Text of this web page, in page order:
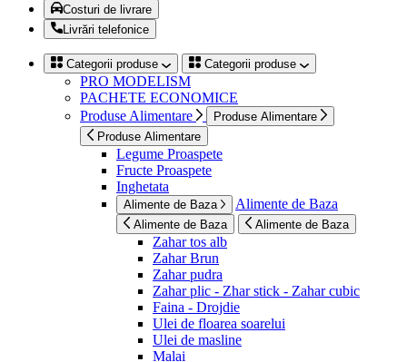
Costuri de livrare
Livrări telefonice
Categorii produse Categorii produse
PRO MODELISM
PACHETE ECONOMICE
Produse Alimentare
Produse Alimentare
Produse Alimentare
Legume Proaspete
Fructe Proaspete
Inghetata
Alimente de Baza Alimente de Baza
Alimente de Baza Alimente de Baza
Zahar tos alb
Zahar Brun
Zahar pudra
Zahar plic - Zhar stick - Zahar cubic
Faina - Drojdie
Ulei de floarea soarelui
Ulei de masline
Malai